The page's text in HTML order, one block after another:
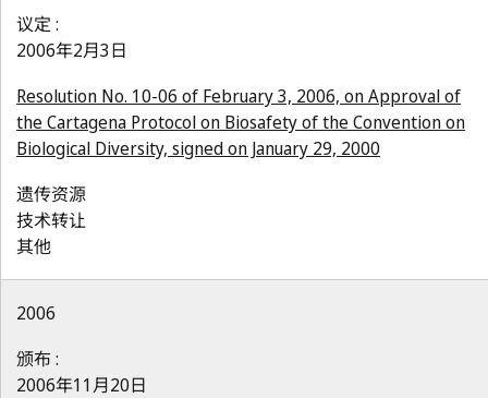
议定 :
2006年2月3日
Resolution No. 10-06 of February 3, 2006, on Approval of
the Cartagena Protocol on Biosafety of the Convention on
Biological Diversity, signed on January 29, 2000
遗传资源
技术转让
其他
2006
颁布 :
2006年11月20日